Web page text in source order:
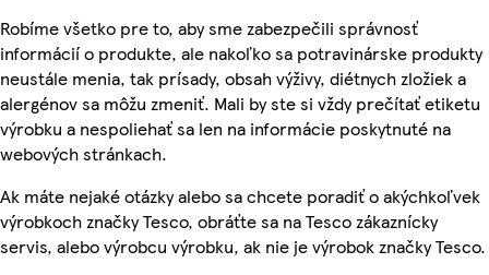
Robíme všetko pre to, aby sme zabezpečili správnosť
informácií o produkte, ale nakoľko sa potravinárske produkty
neustále menia, tak prísady, obsah výživy, diétnych zložiek a
alergénov sa môžu zmeniť. Mali by ste si vždy prečítať etiketu
výrobku a nespoliehať sa len na informácie poskytnuté na
webových stránkach.
Ak máte nejaké otázky alebo sa chcete poradiť o akýchkoľvek
výrobkoch značky Tesco, obráťte sa na Tesco zákaznícky
servis, alebo výrobcu výrobku, ak nie je výrobok značky Tesco.